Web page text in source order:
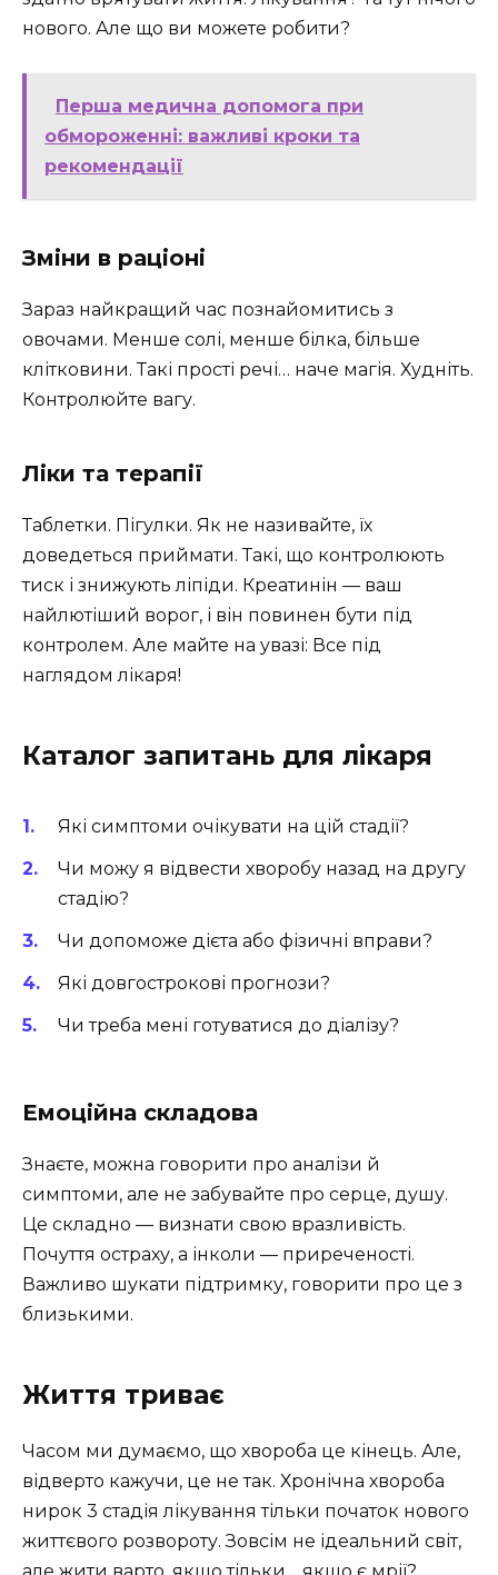
нового. Але що ви можете робити?
Перша медична допомога при
обмороженні: важливі кроки та
рекомендації
Зміни в раціоні
Зараз найкращий час познайомитись з
овочами. Менше солі, менше білка, більше
клітковини. Такі прості речі… наче магія. Худніть.
Контролюйте вагу.
Ліки та терапії
Таблетки. Пігулки. Як не називайте, їх
доведеться приймати. Такі, що контролюють
тиск і знижують ліпіди. Креатинін — ваш
найлютіший ворог, і він повинен бути під
контролем. Але майте на увазі: Все під
наглядом лікаря!
Каталог запитань для лікаря
Які симптоми очікувати на цій стадії?
Чи можу я відвести хворобу назад на другу
стадію?
Чи допоможе дієта або фізичні вправи?
Які довгострокові прогнози?
Чи треба мені готуватися до діалізу?
Емоційна складова
Знаєте, можна говорити про аналізи й
симптоми, але не забувайте про серце, душу.
Це складно — визнати свою вразливість.
Почуття остраху, а інколи — приреченості.
Важливо шукати підтримку, говорити про це з
близькими.
Життя триває
Часом ми думаємо, що хвороба це кінець. Але,
відверто кажучи, це не так. Хронічна хвороба
нирок 3 стадія лікування тільки початок нового
життєвого розвороту. Зовсім не ідеальний світ,
але жити варто, якщо тільки… якщо є мрії?